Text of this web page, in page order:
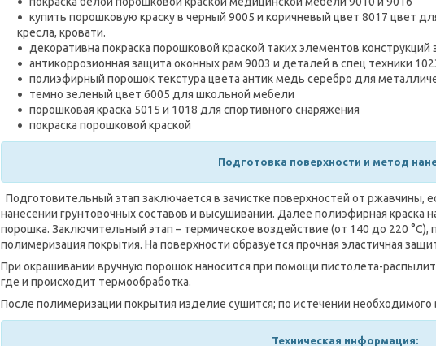
купить порошковую краску в черный 9005 и коричневый цвет 8017 цвет
кресла, кровати.
декоративна покраска порошковой краской таких элементов
антикоррозионная защита оконных рам 9003 и деталей в спец техники
полиэфирный порошок текстура цвета антик медь серебро для
темно зеленый цвет 6005 для школьной мебели
порошковая краска 5015 и 1018 для спортивного снаряжения
покраска порошковой краской
Подготовка поверхности и метод
Подготовительный этап заключается в зачистке поверхностей от ржавчины,
нанесении грунтовочных составов и высушивании. Далее полиэфирная краска
порошка. Заключительный этап – термическое воздействие (от 140 до 220
полимеризация покрытия. На поверхности образуется прочная эластичная
При окрашивании вручную порошок наносится при помощи пистолета-
где и происходит термообработка.
После полимеризации покрытия изделие сушится; по истечении необходимого
Техническая информация: